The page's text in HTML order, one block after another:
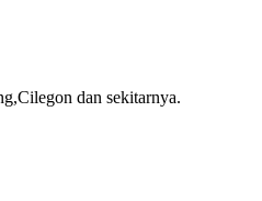
dan sekitarnya.